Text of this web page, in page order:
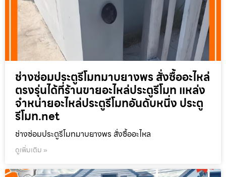
ช่างซ่อมประตูรีโมทมาบยางพร สั่งซื้ออะไหล่
ตรงรุ่นได้ที่ร้านขายอะไหล่ประตูรีโมท แหล่ง
จำหน่ายอะไหล่ประตูรีโมทอันดับหนึ่ง ประตู
รีโมท.net
ช่างซ่อมประตูรีโมทมาบยางพร สั่งซื้ออะไหล
ดูเพิ่มเติม »